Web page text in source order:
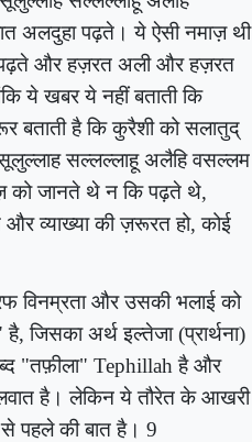
अलदुहा पढ़ते। ये ऐसी नमाज़ थी
पढ़ते और हज़रत अली और हज़रत
ये खबर ये नहीं बताती कि
बताती है कि कुरैशी को सलातुद्
सल्लल्लाहू अलैहि वसल्लम
को जानते थे न कि पढ़ते थे,
व्याख्या की ज़रूरत हो, कोई
विनम्रता और उसकी भलाई को
जिसका अर्थ इल्तेजा (प्रार्थना)
"तफ़ीला" Tephillah है और
है। लेकिन ये तौरेत के आखरी
पहले की बात है। 9